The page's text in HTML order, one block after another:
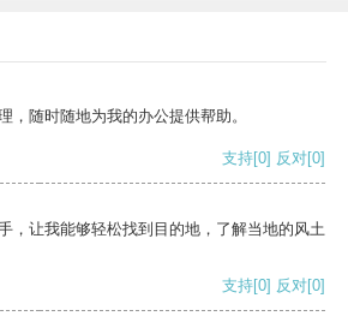
，随时随地为我的办公提供帮助。
支持[0] 反对[0]
，让我能够轻松找到目的地，了解当地的风土
支持[0] 反对[0]